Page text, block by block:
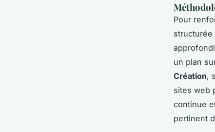
Pour
structurée
un plan
Création,
sites web
continue
pertinent